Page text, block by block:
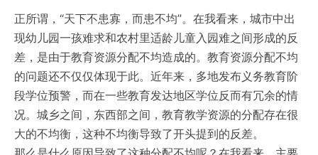
正所谓，“天下不患寡，而患不均”。在我看来，城市中出
现幼儿园一孩难求和农村里适龄儿童入园难之间形成的反
差，是由于教育资源分配不均造成的。教育资源分配不均
的问题还不仅仅体现于此。近年来，多地发布义务教育阶
段学位预警，而在一些教育发达地区学位反而有冗余的情
况。城乡之间，东西部之间，教育教学资源的分配存在很
大的不均衡，这种不均衡导致了开头提到的反差。